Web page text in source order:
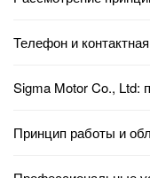
Телефон и
Sigma Motor Co., Ltd:
Принцип работы и